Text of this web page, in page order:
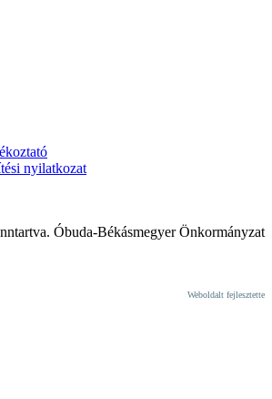
nyilatkozat
Óbuda-Békásmegyer Önkormányzat
Weboldalt fejlesztette